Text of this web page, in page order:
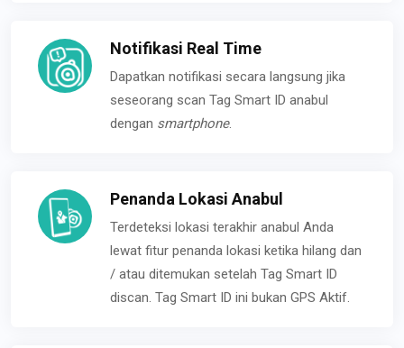
Notifikasi Real Time
Dapatkan notifikasi secara langsung jika
seseorang scan Tag Smart ID anabul
dengan smartphone.
Penanda Lokasi Anabul
Terdeteksi lokasi terakhir anabul Anda
lewat fitur penanda lokasi ketika hilang dan
/ atau ditemukan setelah Tag Smart ID
discan. Tag Smart ID ini bukan GPS Aktif.